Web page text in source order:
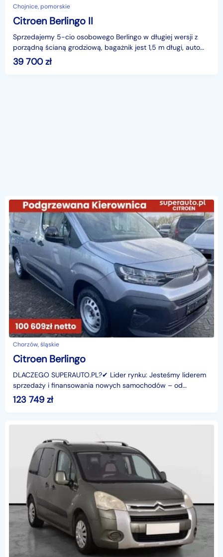
Chojnice, pomorskie
Citroen Berlingo II
Sprzedajemy 5-cio osobowego Berlingo w długiej wersji z
porządną ścianą grodziową, bagażnik jest 1,5 m długi, auto
jest dobrze wyposażone , ma poza wymienionymi
39 700zł
Chorzów, śląskie
Citroen Berlingo
DLACZEGO SUPERAUTO.PL?✔ Lider rynku: Jesteśmy liderem
sprzedaży i finansowania nowych samochodów – od
osobowych, przez dostawcze, po segment premium.✔
Zaufanie
123 749 zł